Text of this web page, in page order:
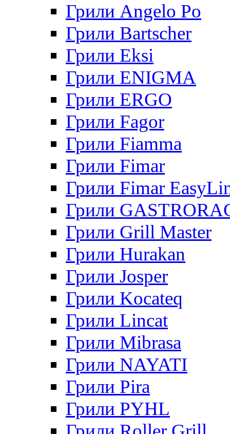
Грили Angelo Po
Грили Bartscher
Грили Eksi
Грили ENIGMA
Грили ERGO
Грили Fagor
Грили Fiamma
Грили Fimar
Грили Fimar
Грили
Грили Grill Master
Грили Hurakan
Грили Josper
Грили Kocateq
Грили Lincat
Грили Mibrasa
Грили NAYATI
Грили Pira
Грили PYHL